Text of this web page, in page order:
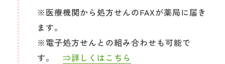
※医療機関から処方せんのFAXが薬局に届き
ます。
※電子処方せんとの組み合わせも可能で
す。 ⇒詳しくはこちら